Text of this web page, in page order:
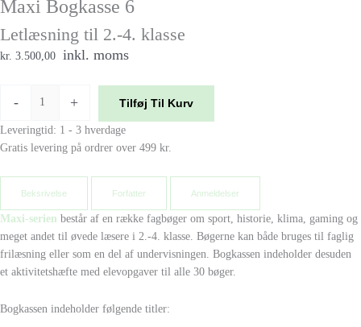
Maxi Bogkasse 6
Letlæsning til 2.-4. klasse
kr. 3.500,00 inkl. moms
- + Tilføj Til Kurv
Leveringtid: 1 - 3 hverdage
Gratis levering på ordrer over 499 kr.
Beksrivelse Forfatter Anmeldelser
Maxi-serien består af en række fagbøger om sport, historie, klima, gaming og
meget andet til øvede læsere i 2.-4. klasse. Bøgerne kan både bruges til faglig
frilæsning eller som en del af undervisningen. Bogkassen indeholder desuden
et aktivitetshæfte med elevopgaver til alle 30 bøger.
Bogkassen indeholder følgende titler: